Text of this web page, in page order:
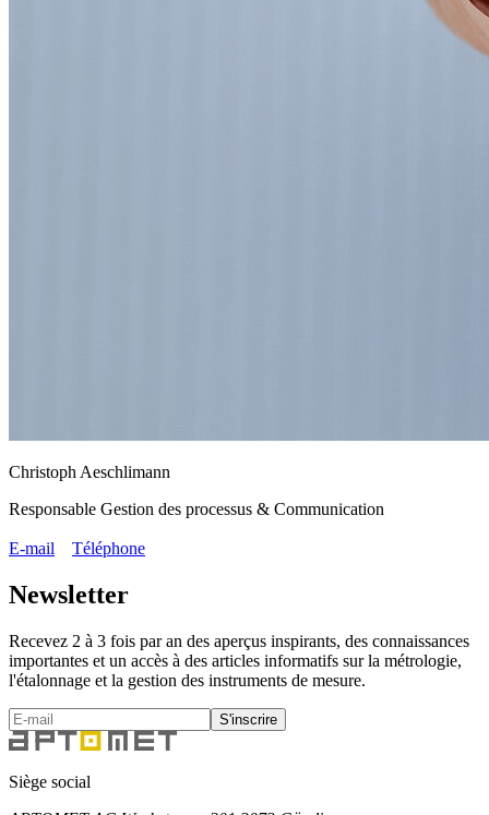
Christoph Aeschlimann
Responsable Gestion des processus & Communication
E-mail Téléphone
Newsletter
Recevez 2 à 3 fois par an des aperçus inspirants, des connaissances
importantes et un accès à des articles informatifs sur la métrologie,
l'étalonnage et la gestion des instruments de mesure.
S'inscrire
Siège social